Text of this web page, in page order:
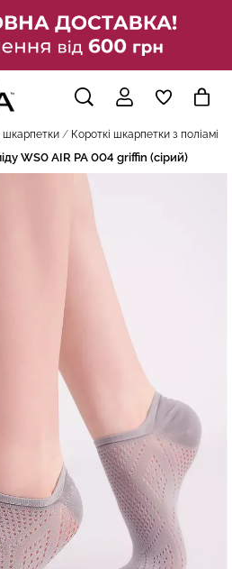
шкарпетки Короткі шкарпетки з
WS0 AIR PA 004 griffin (сірий)
Велосипедки з високою
талією TRACKS 01
(чорний) Giulia
384 грн.
549 грн.